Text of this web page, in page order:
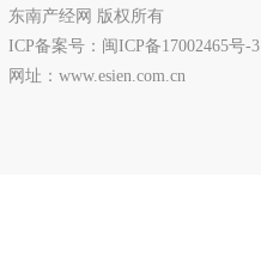
东南产经网 版权所有
ICP备案号： 闽ICP备17002465号-3
网址：www.esien.com.cn